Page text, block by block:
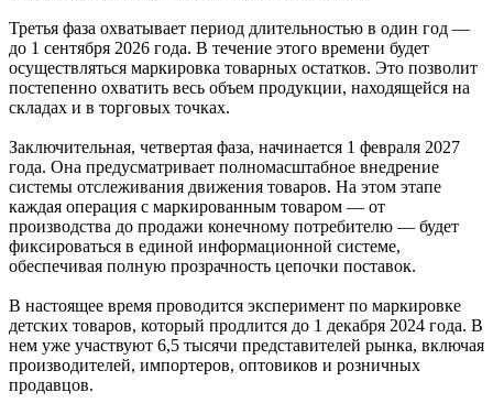
Третья фаза охватывает период длительностью в один год —
до 1 сентября 2026 года. В течение этого времени будет
осуществляться маркировка товарных остатков. Это позволит
постепенно охватить весь объем продукции, находящейся на
складах и в торговых точках.
Заключительная, четвертая фаза, начинается 1 февраля 2027
года. Она предусматривает полномасштабное внедрение
системы отслеживания движения товаров. На этом этапе
каждая операция с маркированным товаром — от
производства до продажи конечному потребителю — будет
фиксироваться в единой информационной системе,
обеспечивая полную прозрачность цепочки поставок.
В настоящее время проводится эксперимент по маркировке
детских товаров, который продлится до 1 декабря 2024 года. В
нем уже участвуют 6,5 тысячи представителей рынка, включая
производителей, импортеров, оптовиков и розничных
продавцов.